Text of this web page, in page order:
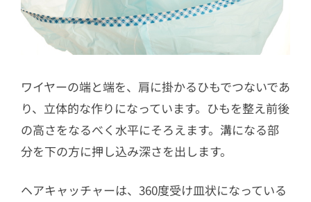
ワイヤーの端と端を、肩に掛かるひもでつないであ
り、立体的な作りになっています。ひもを整え前後
の高さをなるべく水平にそろえます。溝になる部
分を下の方に押し込み深さを出します。
ヘアキャッチャーは、360度受け皿状になっている